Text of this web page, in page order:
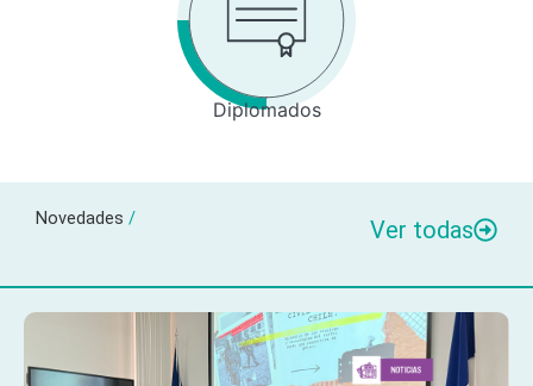
Diplomados
Novedades / Ver todas